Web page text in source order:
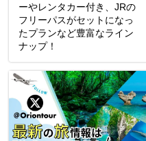
ーやレンタカー付き、JRの
フリーパスがセットになっ
たプランなど豊富なライン
ナップ！